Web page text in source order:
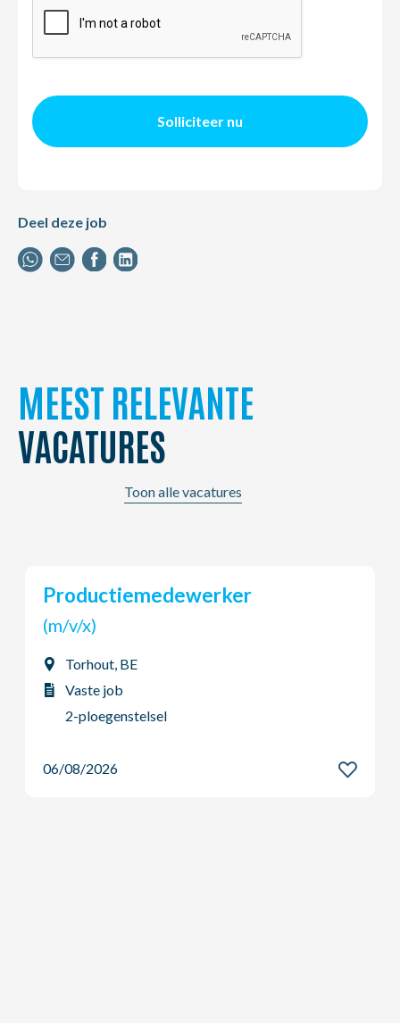
Solliciteer nu
Deel deze job
MEEST RELEVANTE
VACATURES
Toon alle vacatures
Chauffeur B
Dag - Voltijds